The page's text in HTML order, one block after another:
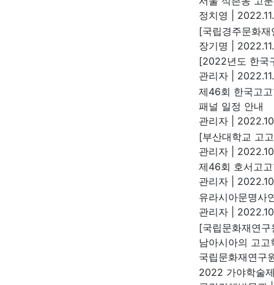
정치영
[국립경주문화
장기명
[2022년도 한국
관리자
제46회 한국고
패널 일정 안내
관리자
[부산대학교 고
관리자
제46회 호서고
관리자
유라시아문명사
관리자
[국립문화재연
남아시아의 고
국립문화재연구
2022 가야학술